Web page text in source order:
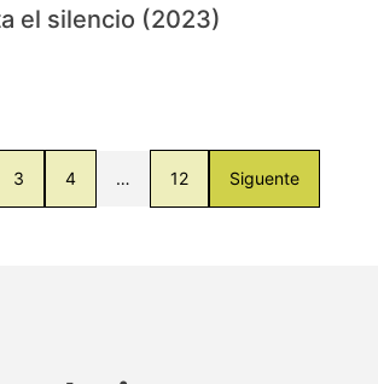
el silencio (2023)
3 4 … 12 Siguente